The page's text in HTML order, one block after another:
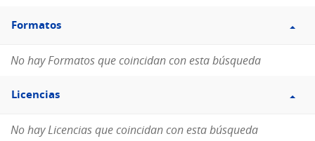
Filtro
Formatos
Formatos
No hay Formatos que coincidan con esta búsqueda
Filtro
Licencias
Licencias
No hay Licencias que coincidan con esta búsqueda